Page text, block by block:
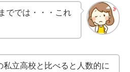
ででは・・・これ
私立高校と比べると人数的に